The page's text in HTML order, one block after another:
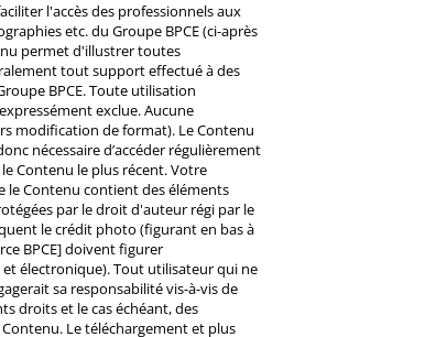
l'accès des professionnels aux
etc. du Groupe BPCE (ci-après
permet d'illustrer toutes
tout support effectué à des
BPCE. Toute utilisation
exclue. Aucune
modification de format). Le Contenu
nécessaire d’accéder régulièrement
le Contenu le plus récent. Votre
Contenu contient des éléments
par le droit d'auteur régi par le
le crédit photo (figurant en bas à
BPCE] doivent figurer
électronique). Tout utilisateur qui ne
sa responsabilité vis-à-vis de
droits et le cas échéant, des
Le téléchargement et plus